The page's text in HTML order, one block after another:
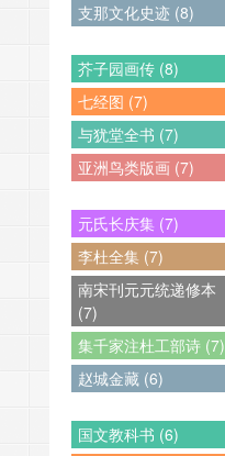
支那文化史迹 (8)
芥子园画传 (8)
七经图 (7)
与犹堂全书 (7)
亚洲鸟类版画 (7)
元氏长庆集 (7)
李杜全集 (7)
南宋刊元元统递修本
(7)
集千家注杜工部诗 (7)
赵城金藏 (6)
国文教科书 (6)